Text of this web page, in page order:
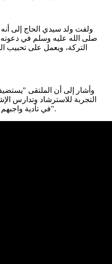
ولفت ولد سيدي الحاج إلى
صلى الله عليه وسلم في
التركة، ويعمل على تحبيب
وأشار إلى أن الملتقى
التجربة للاسترشاد وتدارس
في تأدية واجبهم الشرعي والأخلاقي تجاه المجتمع".